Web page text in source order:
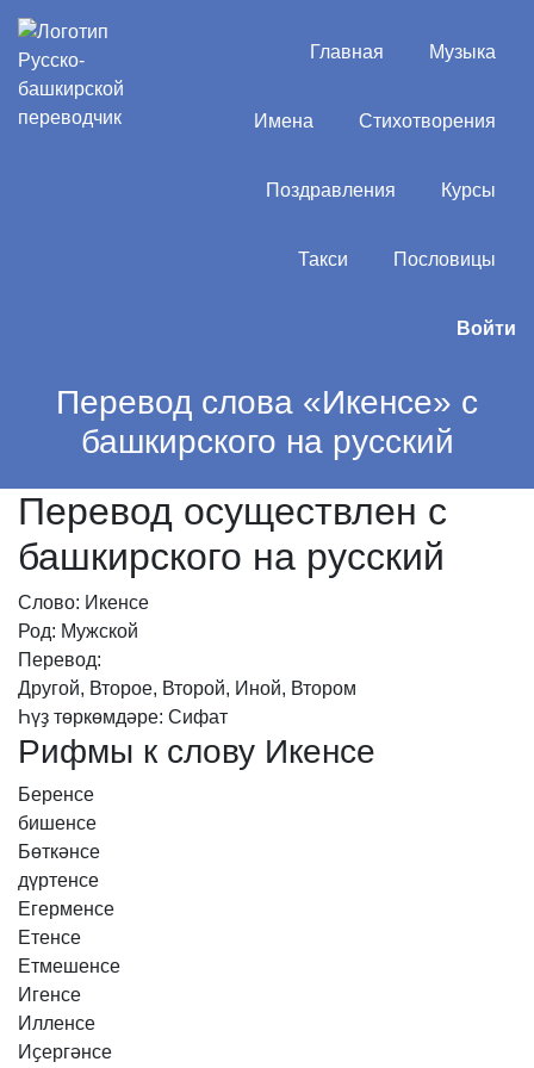
Главная Музыка
Имена Стихотворения
Поздравления Курсы
Такси Пословицы
Войти
Перевод слова «Икенсе» с
башкирского на русский
Перевод осуществлен с
башкирского на русский
Слово: Икенсе
Род: Мужской
Перевод:
Другой, Второе, Второй, Иной, Втором
Һүҙ төркөмдәре: Сифат
Рифмы к слову Икенсе
Беренсе
бишенсе
Бөткәнсе
дүртенсе
Егерменсе
Етенсе
Етмешенсе
Игенсе
Илленсе
Иҫергәнсе